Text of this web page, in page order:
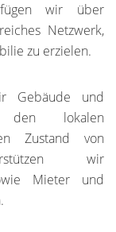
wir über
Netzwerk,
zu erzielen.
Gebäude und
den lokalen
Zustand von
wir
Mieter und